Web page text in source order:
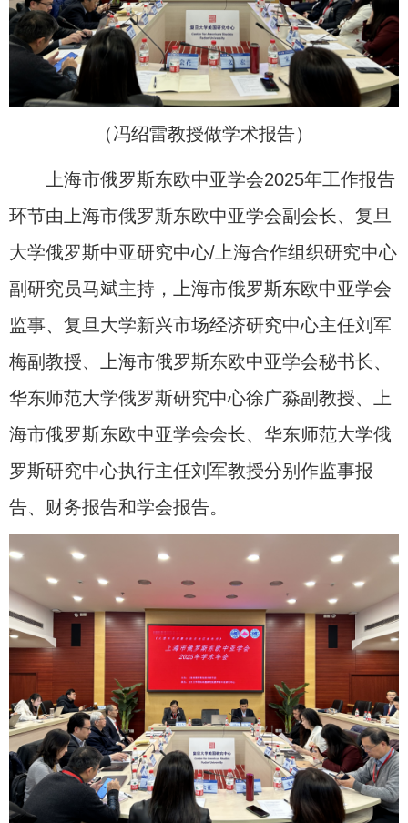
（冯绍雷教授做学术报告）
上海市俄罗斯东欧中亚学会2025年工作报告
环节由上海市俄罗斯东欧中亚学会副会长、复旦
大学俄罗斯中亚研究中心/上海合作组织研究中心
副研究员马斌主持，上海市俄罗斯东欧中亚学会
监事、复旦大学新兴市场经济研究中心主任刘军
梅副教授、上海市俄罗斯东欧中亚学会秘书长、
华东师范大学俄罗斯研究中心徐广淼副教授、上
海市俄罗斯东欧中亚学会会长、华东师范大学俄
罗斯研究中心执行主任刘军教授分别作监事报
告、财务报告和学会报告。